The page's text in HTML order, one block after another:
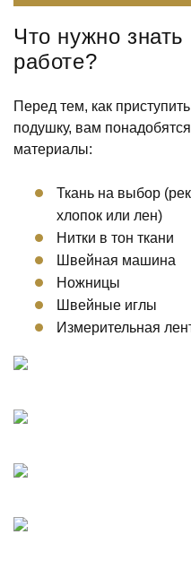
Что нужно знать
работе?
Перед тем, как
подушку, вам
материалы:
Ткань на выбор
хлопок или лен)
Нитки в тон ткани
Швейная машина
Ножницы
Швейные иглы
Измерительная